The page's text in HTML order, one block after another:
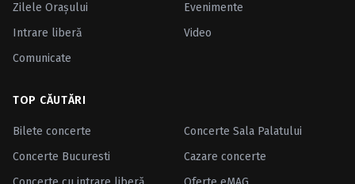
Zilele Oraşului
Evenimente
Intrare liberă
Video
Comunicate
TOP CĂUTĂRI
Bilete concerte
Concerte Sala Palatului
Concerte Bucuresti
Cazare concerte